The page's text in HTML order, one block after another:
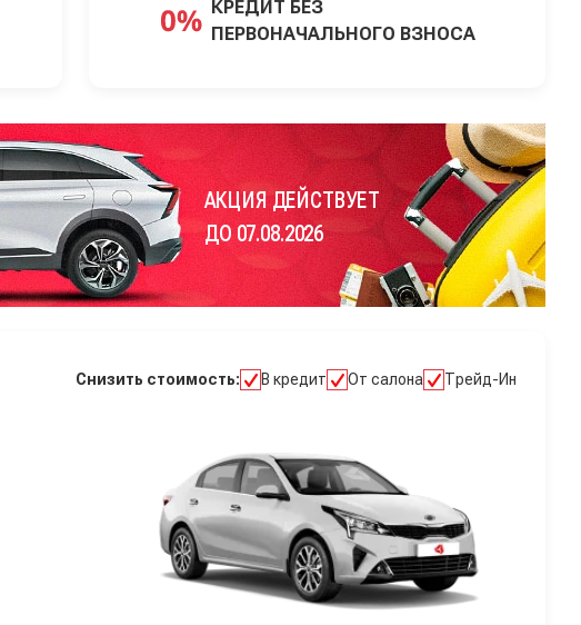
КРЕДИТ БЕЗ
ПЕРВОНАЧАЛЬНОГО ВЗНОСА
АКЦИЯ ДЕЙСТВУЕТ
ДО 07.08.2026
Снизить стоимость: В кредит От салона Трейд-Ин